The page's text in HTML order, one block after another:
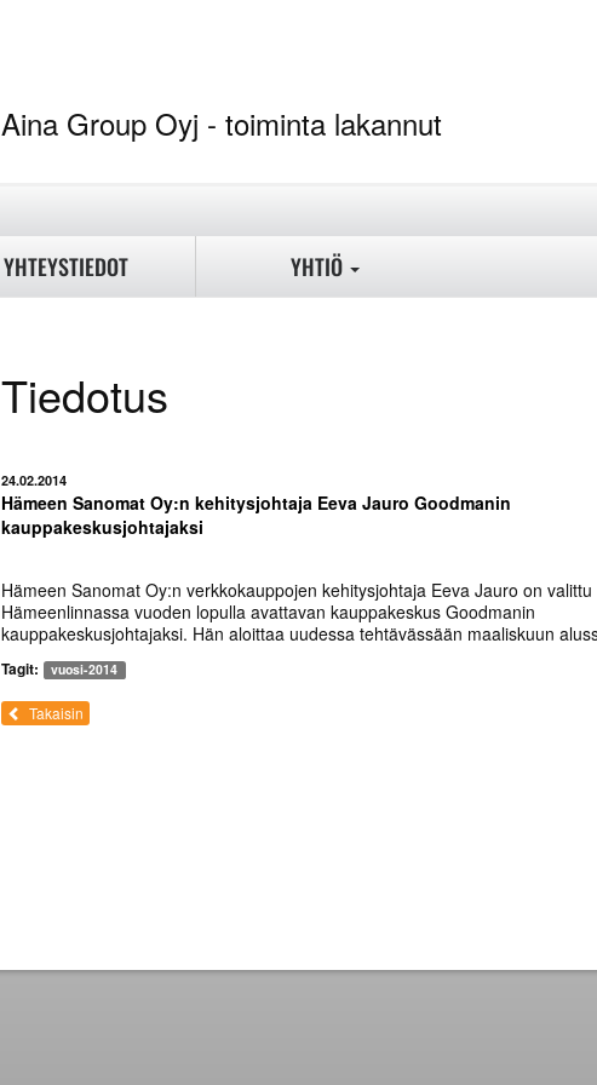
Aina Group Oyj -
YHTEYSTIEDOT YHTIÖ
Tiedotus
24.02.2014
Hämeen Sanomat Oy:n kehitysjohtaja Eeva Jauro Goodmanin
kauppakeskusjohtajaksi
Hämeen Sanomat Oy:n verkkokauppojen kehitysjohtaja Eeva Jauro on valittu
Hämeenlinnassa vuoden lopulla avattavan kauppakeskus Goodmanin
kauppakeskusjohtajaksi. Hän aloittaa uudessa tehtävässään maaliskuun
Tagit: vuosi-2014
Takaisin